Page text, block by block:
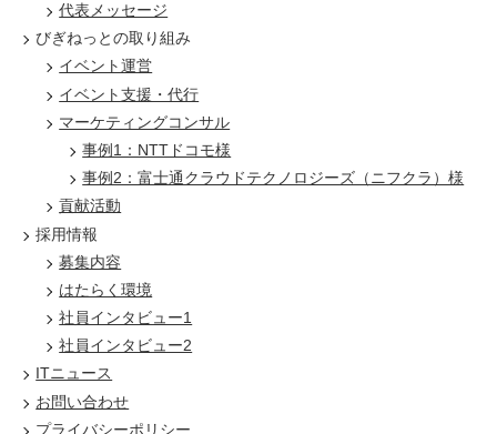
代表メッセージ
びぎねっとの取り組み
イベント運営
イベント支援・代行
マーケティングコンサル
事例1：NTTドコモ様
事例2：富士通クラウドテクノロジーズ（ニフクラ）様
貢献活動
採用情報
募集内容
はたらく環境
社員インタビュー1
社員インタビュー2
ITニュース
お問い合わせ
プライバシーポリシー